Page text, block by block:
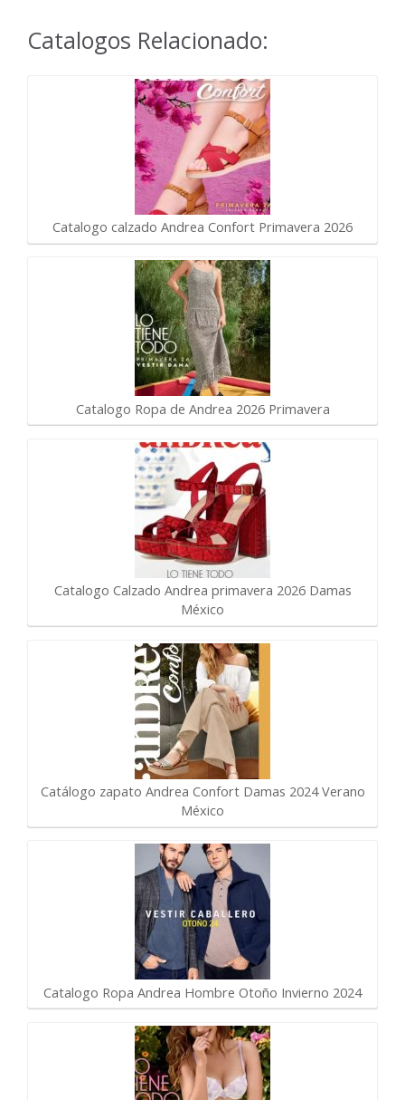
Catalogos Relacionado:
Catalogo calzado Andrea Confort Primavera 2026
Catalogo Ropa de Andrea 2026 Primavera
Catalogo Calzado Andrea primavera 2026 Damas
México
Catálogo zapato Andrea Confort Damas 2024 Verano
México
Catalogo Ropa Andrea Hombre Otoño Invierno 2024